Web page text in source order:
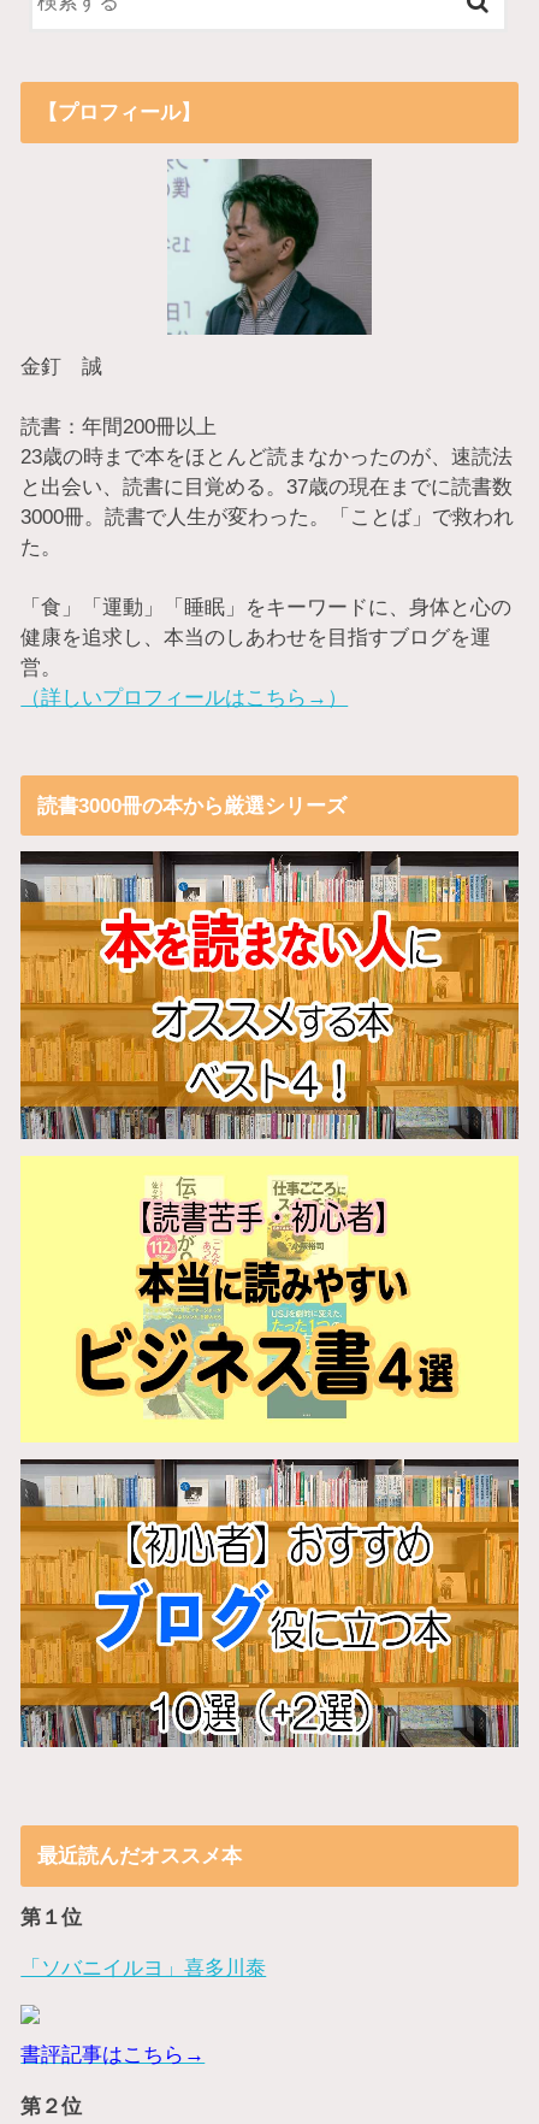
【プロフィール】
金釘 誠
読書：年間200冊以上
23歳の時まで本をほとんど読まなかったのが、速読法
と出会い、読書に目覚める。37歳の現在までに読書数
3000冊。読書で人生が変わった。「ことば」で救われ
た。
「食」「運動」「睡眠」をキーワードに、身体と心の
健康を追求し、本当のしあわせを目指すブログを運
営。
（詳しいプロフィールはこちら→）
読書3000冊の本から厳選シリーズ
最近読んだオススメ本
第１位
「ソバニイルヨ」喜多川泰
書評記事はこちら→
第２位